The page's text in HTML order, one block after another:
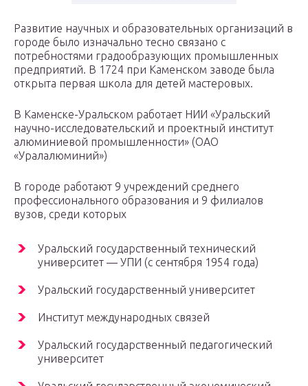
Развитие научных и образовательных организаций в
городе было изначально тесно связано с
потребностями градообразующих промышленных
предприятий. В 1724 при Каменском заводе была
открыта первая школа для детей мастеровых.
В Каменске-Уральском работает НИИ «Уральский
научно-исследовательский и проектный институт
алюминиевой промышленности» (ОАО
«Уралалюминий»)
В городе работают 9 учреждений среднего
профессионального образования и 9 филиалов
вузов, среди которых
Уральский государственный технический
университет — УПИ (c сентября 1954 года)
Уральский государственный университет
Институт международных связей
Уральский государственный педагогический
университет